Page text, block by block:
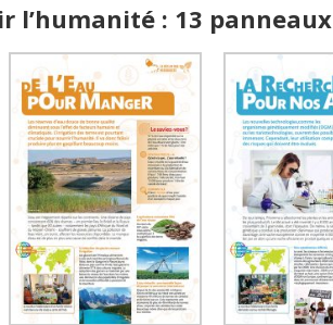
l’humanité : 13 panneaux